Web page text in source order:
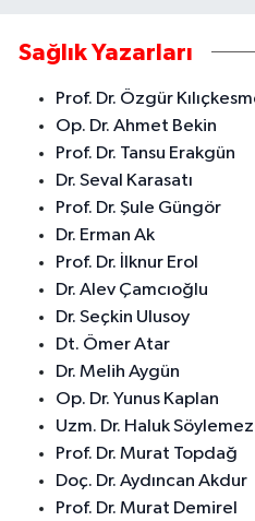
Sağlık Yazarları
Prof. Dr. Özgür
Op. Dr. Ahmet Bekin
Prof. Dr. Tansu Erakgün
Dr. Seval Karasatı
Prof. Dr. Şule Güngör
Dr. Erman Ak
Prof. Dr. İlknur Erol
Dr. Alev Çamcıoğlu
Dr. Seçkin Ulusoy
Dt. Ömer Atar
Dr. Melih Aygün
Op. Dr. Yunus Kaplan
Uzm. Dr. Haluk Söylemez
Prof. Dr. Murat Topdağ
Doç. Dr. Aydıncan Akdur
Prof. Dr. Murat Demirel